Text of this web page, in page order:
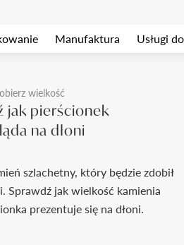
Manufaktura Usługi
wielkość
jak pierścionek
na dłoni
szlachetny, który będzie zdobił
Sprawdź jak wielkość kamienia
prezentuje się na dłoni.